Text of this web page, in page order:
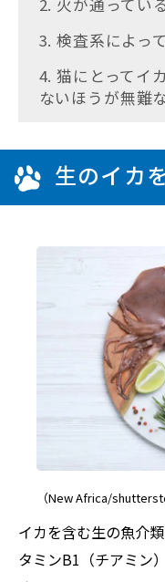
2. 火が通ってい
3. 検査系によっ
4. 猫にとってイ
ないほうが無難
生のイカ
（New Africa/
イカを含む生の魚介
タミンB1（チアミン